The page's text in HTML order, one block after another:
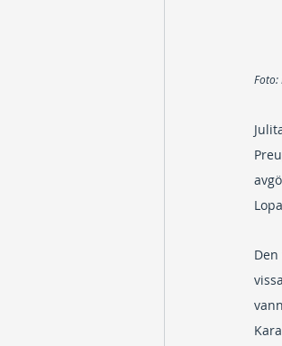
Foto: